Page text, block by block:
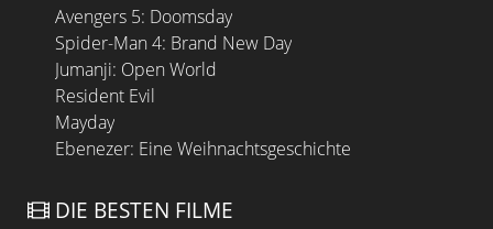
Avengers 5: Doomsday
Spider-Man 4: Brand New Day
Jumanji: Open World
Resident Evil
Mayday
Ebenezer: Eine Weihnachtsgeschichte
DIE BESTEN FILME